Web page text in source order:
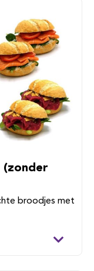
(zonder
broodjes met